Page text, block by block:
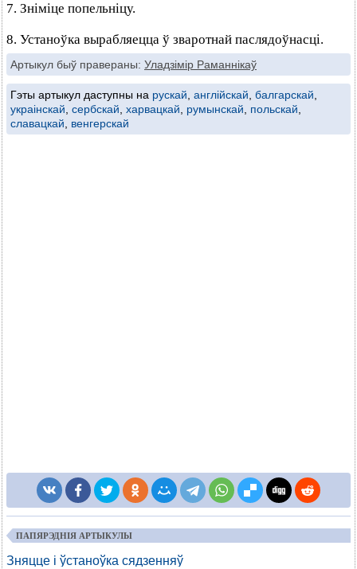
7. Зніміце попельніцу.
8. Устаноўка вырабляецца ў зваротнай паслядоўнасці.
Артыкул быў правераны: Уладзімір Раманнікаў
Гэты артыкул даступны на рускай англійскай балгарскай
украінскай сербскай харвацкай румынскай польскай
славацкай
венгерскай
ПАПЯРЭДНІЯ АРТЫКУЛЫ
Зняцце і ўстаноўка сядзенняў